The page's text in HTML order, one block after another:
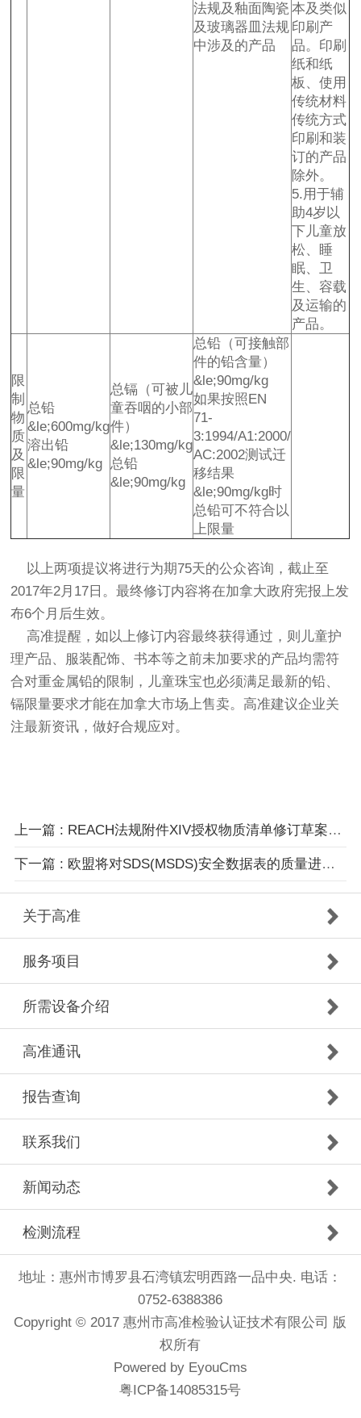
法规及釉面陶瓷
及玻璃器皿法规
中涉及的产品
本及类似
印刷产
品。印刷
纸和纸
板、使用
传统材料
传统方式
印刷和装
订的产品
除外。
5.用于辅
助4岁以
下儿童放
松、睡
眠、卫
生、容载
及运输的
产品。
限
制
物
质
及
限
量
总铅
&le;600mg/kg
溶出铅
&le;90mg/kg
总镉（可被儿
童吞咽的小部
件）
&le;130mg/kg
总铅
&le;90mg/kg
总铅（可接触部
件的铅含量）
&le;90mg/kg
如果按照EN
71-
3:1994/A1:2000/
AC:2002测试迁
移结果
&le;90mg/kg时
总铅可不符合以
上限量
以上两项提议将进行为期75天的公众咨询，截止至
2017年2月17日。最终修订内容将在加拿大政府宪报上发
布6个月后生效。
高准提醒，如以上修订内容最终获得通过，则儿童护
理产品、服装配饰、书本等之前未加要求的产品均需符
合对重金属铅的限制，儿童珠宝也必须满足最新的铅、
镉限量要求才能在加拿大市场上售卖。 高准建议企业关
注最新资讯，做好合规应对。
上一篇 : REACH法规附件XIV授权物质清单修订草案发布
下一篇 : 欧盟将对SDS(MSDS)安全数据表的质量进行执法
关于高准
服务项目
所需设备介绍
高准通讯
报告查询
联系我们
新闻动态
检测流程
地址：惠州市博罗县石湾镇宏明西路一品中央. 电话：
0752-6388386
Copyright © 2017 惠州市高准检验认证技术有限公司 版
权所有
Powered by EyouCms
粤ICP备14085315号